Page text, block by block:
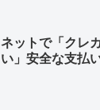
ネットで「クレ
い」安全な支払